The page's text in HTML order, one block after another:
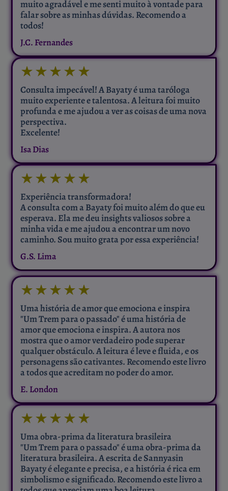
muito agradável e me senti muito à vontade para
falar sobre as minhas dúvidas. Recomendo a
todos!
J.C. Fernandes
★★★★★
Consulta impecável! A Bayaty é uma taróloga
muito experiente e talentosa. A leitura foi muito
profunda e me ajudou a ver as coisas de uma nova
perspectiva.
Excelente!
Isa Dias
★★★★★
Experiência transformadora!
A consulta com a Bayaty foi muito além do que eu
esperava. Ela me deu insights valiosos sobre a
minha vida e me ajudou a encontrar um novo
caminho. Sou muito grata por essa experiência!
G.S. Lima
★★★★★
Uma história de amor que emociona e inspira
"Um Trem para o passado" é uma história de
amor que emociona e inspira. A autora nos
mostra que o amor verdadeiro pode superar
qualquer obstáculo. A leitura é leve e fluida, e os
personagens são cativantes. Recomendo este livro
a todos que acreditam no poder do amor.
E. London
★★★★★
Uma obra-prima da literatura brasileira
"Um Trem para o passado" é uma obra-prima da
literatura brasileira. A escrita de Sannyasin
Bayaty é elegante e precisa, e a história é rica em
simbolismo e significado. Recomendo este livro a